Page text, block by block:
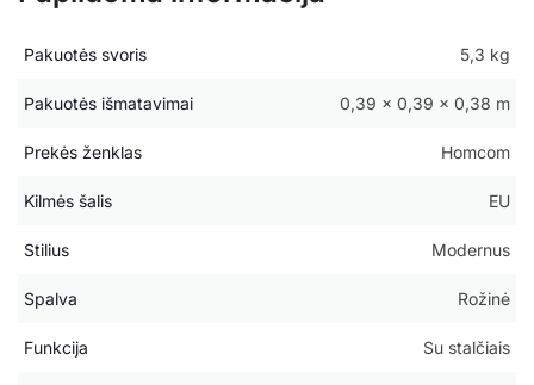
Pakuotės svoris 5,3 kg
Pakuotės išmatavimai 0,39 × 0,39 × 0,38 m
Prekės ženklas Homcom
Kilmės šalis EU
Stilius Modernus
Spalva Rožinė
Funkcija Su stalčiais